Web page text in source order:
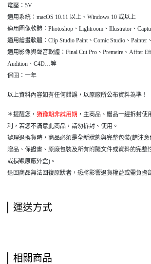
電壓：5V
適用系統：macOS 10.11 以上、Windows 10 或以上
適用圖像軟體：Photoshop、Lightroom、Illustrator、
適用繪畫軟體：Clip Studio Paint、Comic Studio、
適用影像與聲音軟體：Final Cut Pro、Premeire、Affter
Audition、C4D…等
保固：一年
以上資料內容如有任何錯誤，以原廠所公布資料為準！
＊提醒您， 猶豫期非試用期 ，主商品、贈品一經拆封
利，若您不滿意此商品，請勿拆封、使用。
辦理退換貨時，商品必須是全新狀態與完整包裝(請注意
贈品、保證書、原廠包裝及所有附隨文件或資料的完整
或損毀原廠外盒)。
退回商品無法回復原狀者，恐將影響退貨權益或需負擔
運送方式
相關商品